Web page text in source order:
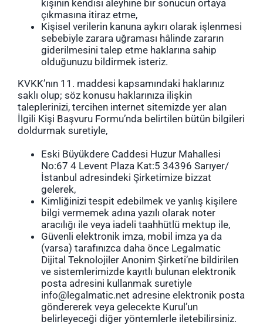
kişinin kendisi aleyhine bir sonucun ortaya
çıkmasına itiraz etme,
Kişisel verilerin kanuna aykırı olarak işlenmesi
sebebiyle zarara uğraması hâlinde zararın
giderilmesini talep etme haklarına sahip
olduğunuzu bildirmek isteriz.
KVKK’nın 11. maddesi kapsamındaki haklarınız
saklı olup; söz konusu haklarınıza ilişkin
taleplerinizi, tercihen internet sitemizde yer alan
İlgili Kişi Başvuru Formu’nda belirtilen bütün bilgileri
doldurmak suretiyle,
Eski Büyükdere Caddesi Huzur Mahallesi
No:67 4 Levent Plaza Kat:5 34396 Sarıyer/
İstanbul adresindeki Şirketimize bizzat
gelerek,
Kimliğinizi tespit edebilmek ve yanlış kişilere
bilgi vermemek adına yazılı olarak noter
aracılığı ile veya iadeli taahhütlü mektup ile,
Güvenli elektronik imza, mobil imza ya da
(varsa) tarafınızca daha önce Legalmatic
Dijital Teknolojiler Anonim Şirketi’ne bildirilen
ve sistemlerimizde kayıtlı bulunan elektronik
posta adresini kullanmak suretiyle
info@legalmatic.net adresine elektronik posta
göndererek veya gelecekte Kurul’un
belirleyeceği diğer yöntemlerle iletebilirsiniz.